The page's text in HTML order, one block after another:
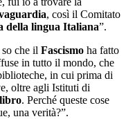
, così il Comitato
della lingua Italiana”.
che il Fascismo ha fatto
in tutto il mondo, che
in cui prima di
oltre agli Istituti di
. Perché queste cose
una verità?”.